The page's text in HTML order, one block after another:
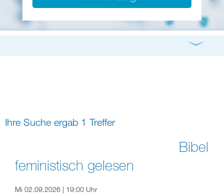
Ihre Suche ergab 1 Treffer
Bibel
feministisch gelesen
Mi 02.09.2026 | 19:00 Uhr